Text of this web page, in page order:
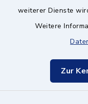
weiterer Dienste
Weitere
Zur